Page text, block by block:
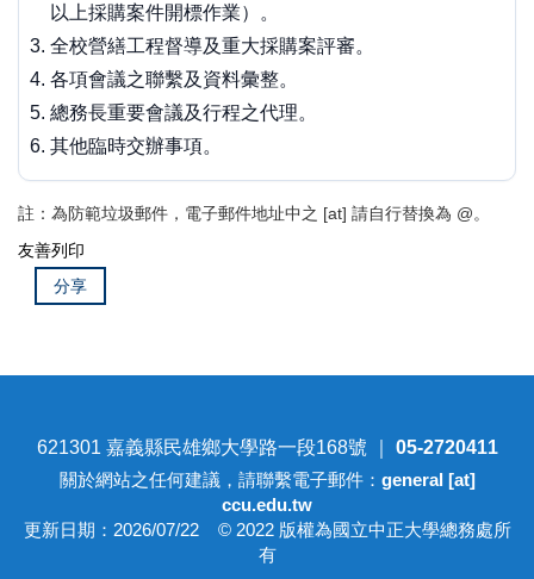
以上採購案件開標作業）。
全校營繕工程督導及重大採購案評審。
各項會議之聯繫及資料彙整。
總務長重要會議及行程之代理。
其他臨時交辦事項。
註：為防範垃圾郵件，電子郵件地址中之 [at] 請自行替換為 @。
友善列印
分享
621301 嘉義縣民雄鄉大學路一段168號 ｜ 05-2720411
關於網站之任何建議，請聯繫電子郵件： general [at]
ccu.edu.tw
更新日期：2026/07/22 © 2022 版權為國立中正大學總務處所
有